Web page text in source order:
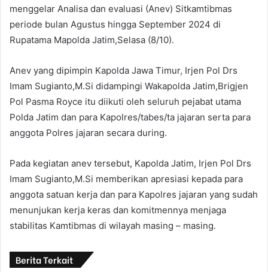
m
a
i
menggelar Analisa dan evaluasi (Anev) Sitkamtibmas
periode bulan Agustus hingga September 2024 di
Rupatama Mapolda Jatim,Selasa (8/10).
Anev yang dipimpin Kapolda Jawa Timur, Irjen Pol Drs
Imam Sugianto,M.Si didampingi Wakapolda Jatim,Brigjen
Pol Pasma Royce itu diikuti oleh seluruh pejabat utama
Polda Jatim dan para Kapolres/tabes/ta jajaran serta para
anggota Polres jajaran secara during.
Pada kegiatan anev tersebut, Kapolda Jatim, Irjen Pol Drs
Imam Sugianto,M.Si memberikan apresiasi kepada para
anggota satuan kerja dan para Kapolres jajaran yang sudah
menunjukan kerja keras dan komitmennya menjaga
stabilitas Kamtibmas di wilayah masing – masing.
Berita Terkait